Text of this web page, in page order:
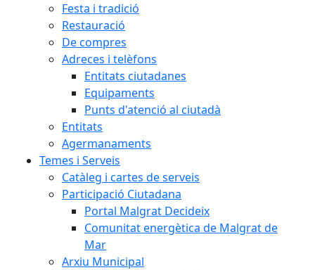
Festa i tradició
Restauració
De compres
Adreces i telèfons
Entitats ciutadanes
Equipaments
Punts d'atenció al ciutadà
Entitats
Agermanaments
Temes i Serveis
Catàleg i cartes de serveis
Participació Ciutadana
Portal Malgrat Decideix
Comunitat energètica de Malgrat de
Mar
Arxiu Municipal